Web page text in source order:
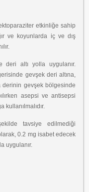
etkinliğe sahip
ve koyunlarda iç ve dış
deri altı yolla uygulanır.
gevşek deri altına,
derinin gevşek bölgesinde
asepsi ve antisepsi
kullanılmalıdır.
tavsiye edilmediği
0.2 mg isabet edecek
uygulanır.